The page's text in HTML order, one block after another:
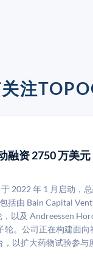
注
融资 2750 万美
2022 年 1 月启动，
括由 Bain Capital
，以及 Andreessen
轮。公司正在构建面向
以扩大药物试验参与